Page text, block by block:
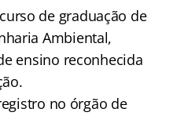
de graduação de
Ambiental,
ensino reconhecida
no órgão de